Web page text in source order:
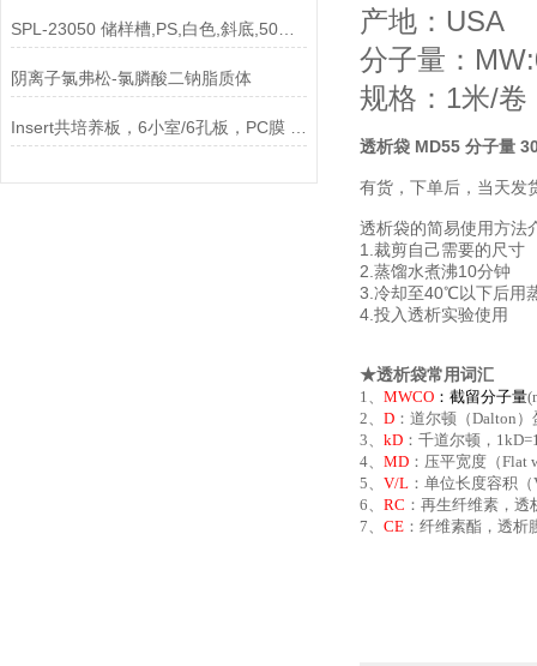
SPL-23050 储样槽,PS,白色,斜底,50ml 單道,灭菌说明
阴离子氯弗松-氯膦酸二钠脂质体
产地：USA
分子量：
规格：1米/卷
透析袋 MD55 分子量
有货，下单后，当天发
透析袋的简易使用方法
1.裁剪自己需要的尺寸
2.蒸馏水煮沸10分钟
3.冷却至40℃以下后用
4.投入透析实验使用
★透析袋常用词汇
1、 MWCO ： 截留分子量
2、 D ：道尔顿（Dalton
3、 kD ：千道尔顿，
4、 MD ：压平宽度（
5、 V/L ：单位长度容积
6、 RC ：再生纤维素，
7、 CE ：纤维素酯，透析